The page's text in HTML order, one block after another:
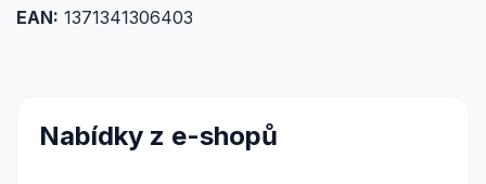
EAN: 1371341306403
Nabídky z e-shopů